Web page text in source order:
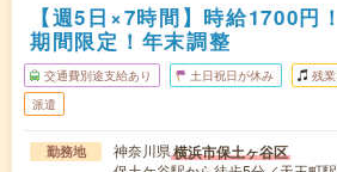
【週5日×7時間】時給1700円
期間限定！年末調整
交通費別途支給あり 土日祝日が休み 残業
派遣
勤務地 神奈川県横浜市保土ヶ谷区